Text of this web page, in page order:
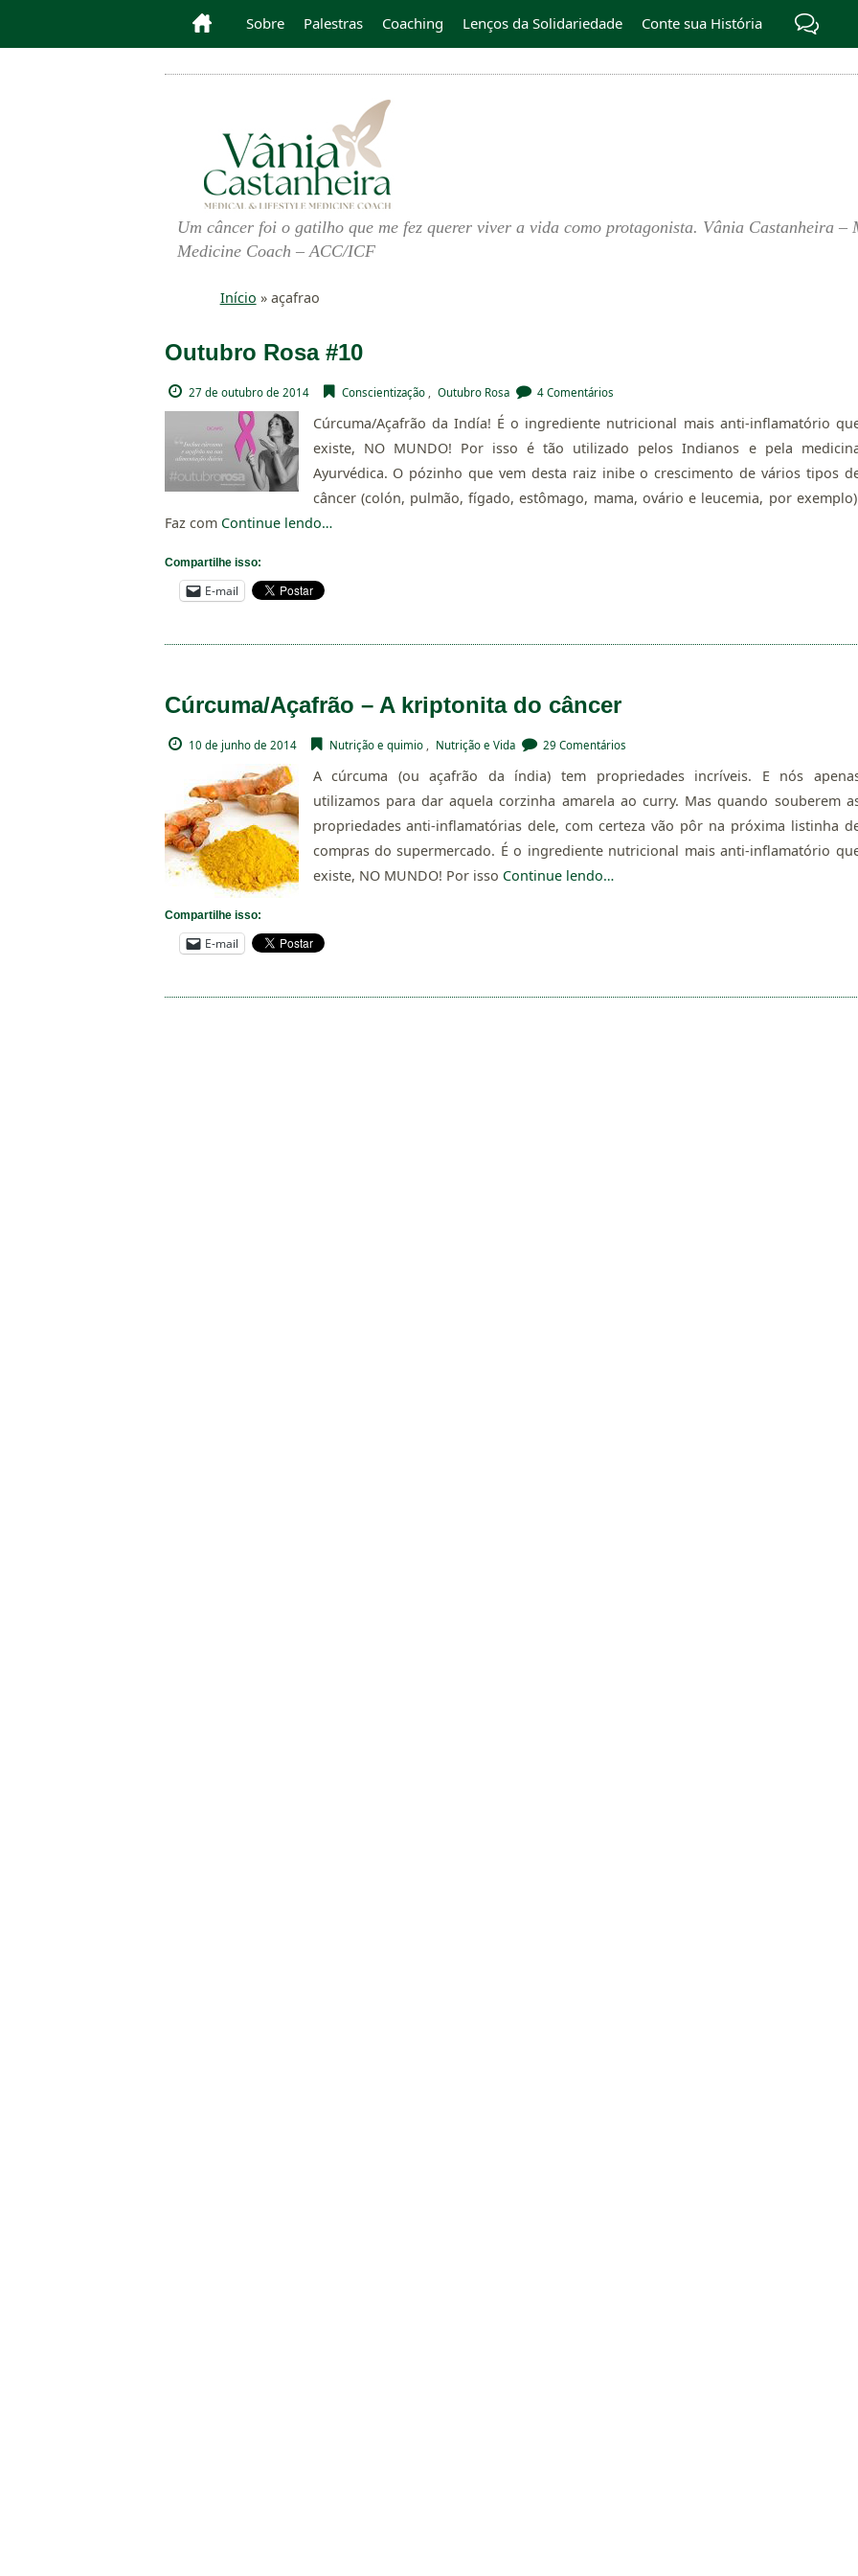
Sobre Palestras Coaching Lenços da Solidariedade Conte sua História
Um câncer foi o gatilho que me fez querer viver a vida como protagonista. Vânia Castanheira
Medicine Coach – ACC/ICF
Início » açafrao
Outubro Rosa #10
27 de outubro de 2014 Conscientização Outubro Rosa 4 Comentários
Cúrcuma/Açafrão da Indía! É o ingrediente nutricional mais anti-inflamatório
existe, NO MUNDO! Por isso é tão utilizado pelos Indianos e pela
Ayurvédica. O pózinho que vem desta raiz inibe o crescimento de vários tipos
câncer (colón, pulmão, fígado, estômago, mama, ovário e leucemia, por
Faz com Continue lendo…
Compartilhe isso:
E-mail
Cúrcuma/Açafrão – A kriptonita do câncer
10 de junho de 2014 Nutrição e quimio Nutrição e Vida 29 Comentários
A cúrcuma (ou açafrão da índia) tem propriedades incríveis. E nós
utilizamos para dar aquela corzinha amarela ao curry. Mas quando souberem
propriedades anti-inflamatórias dele, com certeza vão pôr na próxima listinha
compras do supermercado. É o ingrediente nutricional mais anti-inflamatório
existe, NO MUNDO! Por isso Continue lendo…
Compartilhe isso:
E-mail